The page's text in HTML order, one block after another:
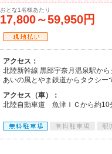
おとな1名様あたり
17,800～59,950円
アクセス：
北陸新幹線 黒部宇奈月温泉駅から
あいの風とやま鉄道からタクシー
アクセス（車）：
北陸自動車道 魚津ＩＣから約10